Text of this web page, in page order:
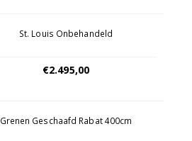
St. Louis Onbehandeld
€2.495,00
Grenen Geschaafd Rabat 400cm